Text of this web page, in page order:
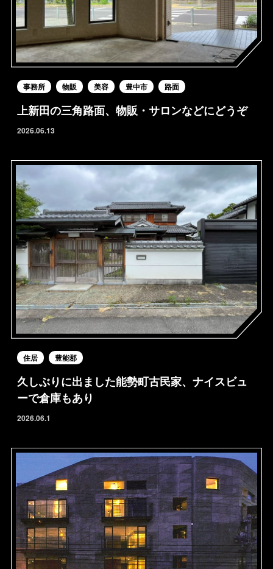
事務所 物販 美容 豊中市 路面
上新田の三角路面、物販・サロンなどにどうぞ
2026.06.13
住居 豊能郡
久しぶりに出ました能勢町古民家、ナイスビュ
ーで倉庫もあり
2026.06.1